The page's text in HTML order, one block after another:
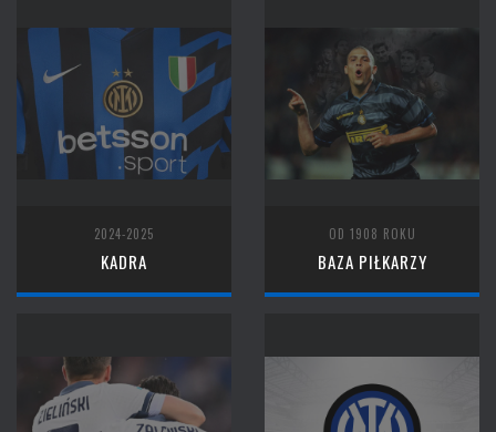
2024-2025
KADRA
OD 1908 ROKU
BAZA PIŁKARZY